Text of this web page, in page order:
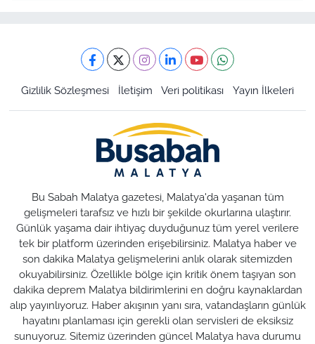
Gizlilik Sözleşmesi İletişim Veri politikası Yayın İlkeleri
Bu Sabah Malatya gazetesi, Malatya'da yaşanan tüm
gelişmeleri tarafsız ve hızlı bir şekilde okurlarına ulaştırır.
Günlük yaşama dair ihtiyaç duyduğunuz tüm yerel verilere
tek bir platform üzerinden erişebilirsiniz. Malatya haber ve
son dakika Malatya gelişmelerini anlık olarak sitemizden
okuyabilirsiniz. Özellikle bölge için kritik önem taşıyan son
dakika deprem Malatya bildirimlerini en doğru kaynaklardan
alıp yayınlıyoruz. Haber akışının yanı sıra, vatandaşların günlük
hayatını planlaması için gerekli olan servisleri de eksiksiz
sunuyoruz. Sitemiz üzerinden güncel Malatya hava durumu